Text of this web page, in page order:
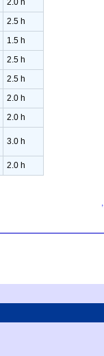
2.0 h
2.5 h
1.5 h
2.5 h
2.5 h
2.0 h
2.0 h
3.0 h
2.0 h
↑